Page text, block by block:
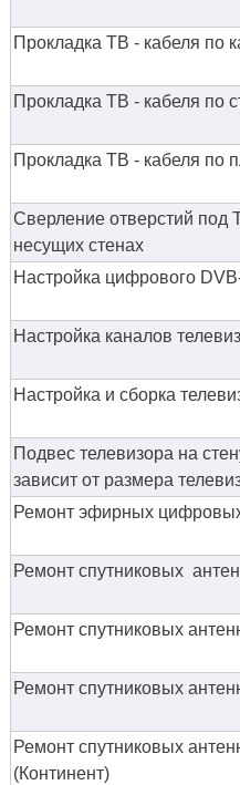
Прокладка ТВ - кабеля по
Прокладка ТВ - кабеля по
Прокладка ТВ - кабеля по
Сверление отверстий под
несущих стенах
Настройка цифрового
Настройка каналов
Настройка и сборка
Подвес телевизора на
зависит от размера
Ремонт эфирных
Ремонт спутниковых
Ремонт спутниковых
Ремонт спутниковых
Ремонт спутниковых
(Континент)